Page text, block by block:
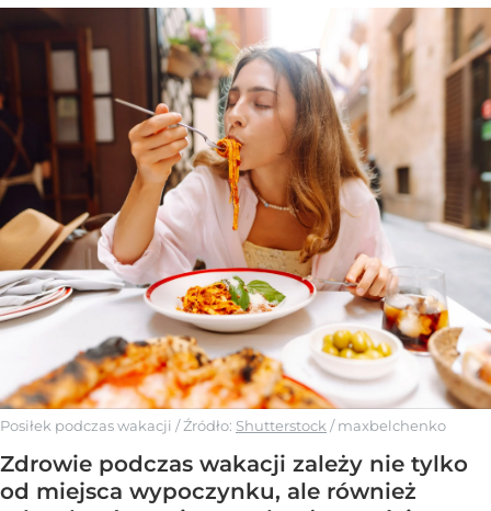
Posiłek podczas wakacji / Źródło: Shutterstock /maxbelchenko
Zdrowie podczas wakacji zależy nie tylko
od miejsca wypoczynku, ale również